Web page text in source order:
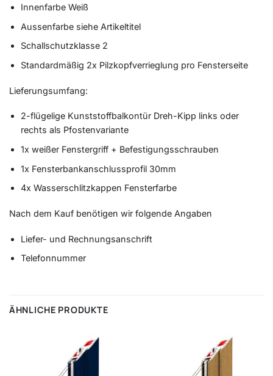
Innenfarbe Weiß
Aussenfarbe siehe Artikeltitel
Schallschutzklasse 2
Standardmäßig 2x Pilzkopfverrieglung pro Fensterseite
Lieferungsumfang:
2-flügelige Kunststoffbalkontür Dreh-Kipp links oder
rechts als Pfostenvariante
1x weißer Fenstergriff + Befestigungsschrauben
1x Fensterbankanschlussprofil 30mm
4x Wasserschlitzkappen Fensterfarbe
Nach dem Kauf benötigen wir folgende Angaben
Liefer- und Rechnungsanschrift
Telefonnummer
ÄHNLICHE PRODUKTE